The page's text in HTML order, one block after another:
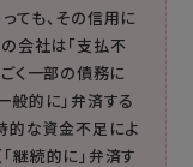
ても、その信用に
会社は「支払不
く一部の債務に
般的に」弁済する
的な資金不足によ
継続的に」弁済す